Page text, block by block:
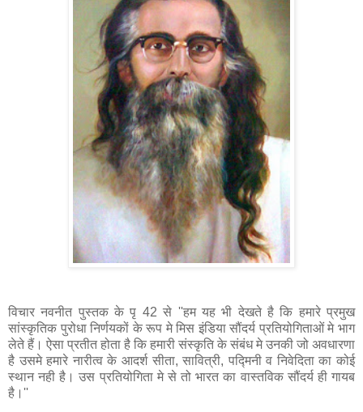
विचार नवनीत पुस्तक के पृ 42 से ''हम यह भी देखते है कि हमारे प्रमुख
सांस्कृतिक पुरोधा निर्णयकों के रूप मे मिस इंडिया सौंदर्य प्रतियोगिताओं मे भाग
लेते हैं। ऐसा प्रतीत होता है कि हमारी संस्कृति के संबंध मे उनकी जो अवधारणा
है उसमे हमारे नारीत्व के आदर्श सीता, सावित्री, पद्मिनी व निवेदिता का कोई
स्‍थान नही है। उस प्रतियोगिता मे से तो भारत का वास्तविक सौंदर्य ही गायब
है।''